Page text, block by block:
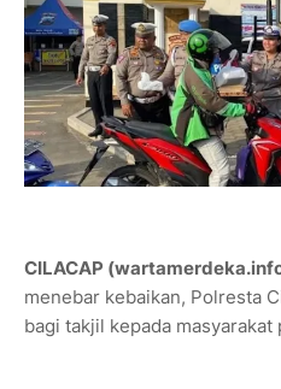
CILACAP
menebar kebaikan, Polresta
bagi takjil kepada masyarakat